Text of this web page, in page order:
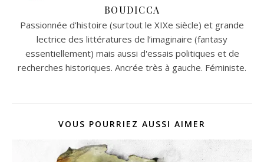
BOUDICCA
Passionnée d'histoire (surtout le XIXe siècle) et grande
lectrice des littératures de l’imaginaire (fantasy
essentiellement) mais aussi d'essais politiques et de
recherches historiques. Ancrée très à gauche. Féministe.
VOUS POURRIEZ AUSSI AIMER